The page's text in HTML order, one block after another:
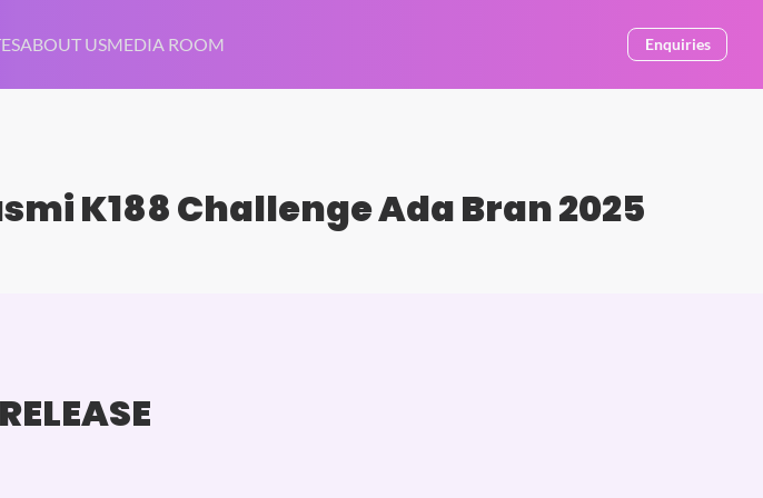
ABOUT USMEDIA ROOM Enquiries
K188 Challenge Ada Bran 2025